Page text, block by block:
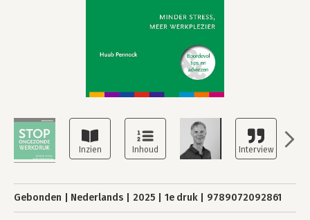
Gebonden Nederlands 2025 1e druk 9789072092861